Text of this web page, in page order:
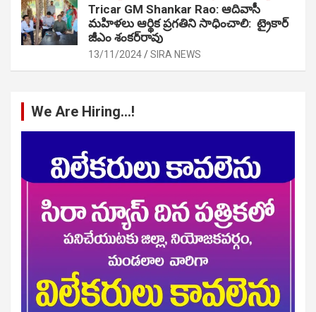
Tricar GM Shankar Rao: ఆదివాసీ
మహిళలు ఆర్థిక ప్రగతిని సాధించాలి: ట్రైకార్
జీఎం శంకర్‌రావు
13/11/2024 SIRA NEWS
We Are Hiring…!